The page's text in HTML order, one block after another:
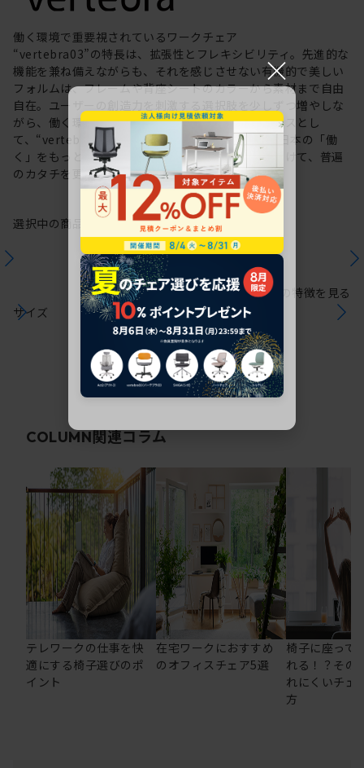
働く環境で重要視されているワークチェア
“vertebra03”の特長は、拡張性とフレキシビリティ。先進的な
機能を兼ね備えながらも、それを感じさせない有機的で美しい
フォルムは、フレームや背座シートのカラーから素材まで自由
自在。ユーザーの創造力を刺激する選択肢を少しずつ増やしな
がら、働く環境や個人の美意識を投影するキャンバスとし
て、“vertebra03”をアップデートしてきました。日本の「働
く」をもっと自由に。これからも私たちは未来に向けて、普遍
のカタチを更新していきます。
選択中の商品情報 保証 注意事項
サイズ
シリーズの特徴を見る
COLUMN関連コラム
テレワークの仕事を快
適にする椅子選びのポ
イント
在宅ワークにおすすめ
のオフィスチェア5選
椅子に座って
れる！？その
れにくいチェ
方
×